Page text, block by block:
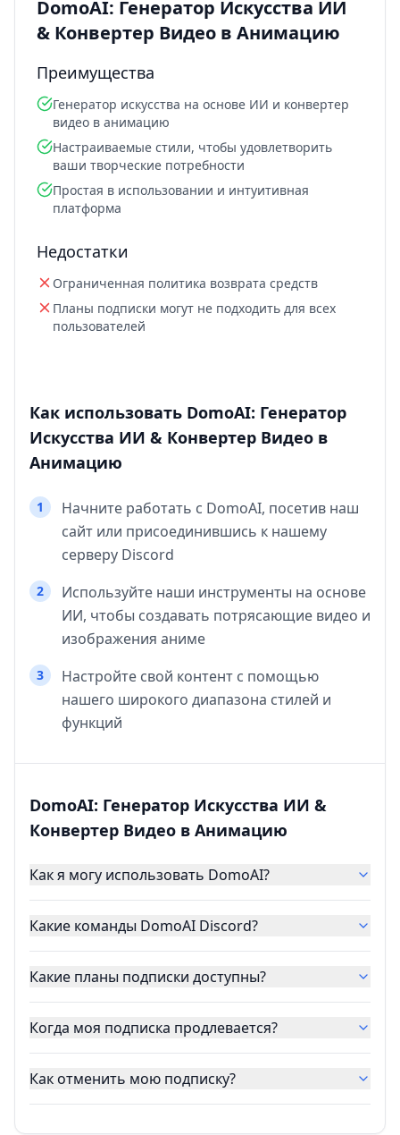
DomoAI: Генератор Искусства ИИ
& Конвертер Видео в Анимацию
Преимущества
Генератор искусства на основе ИИ и конвертер
видео в анимацию
Настраиваемые стили, чтобы удовлетворить
ваши творческие потребности
Простая в использовании и интуитивная
платформа
Недостатки
Ограниченная политика возврата средств
Планы подписки могут не подходить для всех
пользователей
Как использовать DomoAI: Генератор
Искусства ИИ & Конвертер Видео в
Анимацию
1
Начните работать с DomoAI, посетив наш
сайт или присоединившись к нашему
серверу Discord
2
Используйте наши инструменты на основе
ИИ, чтобы создавать потрясающие видео и
изображения аниме
3
Настройте свой контент с помощью
нашего широкого диапазона стилей и
функций
DomoAI: Генератор Искусства ИИ &
Конвертер Видео в Анимацию
Как я могу использовать DomoAI?
Какие команды DomoAI Discord?
Какие планы подписки доступны?
Когда моя подписка продлевается?
Как отменить мою подписку?